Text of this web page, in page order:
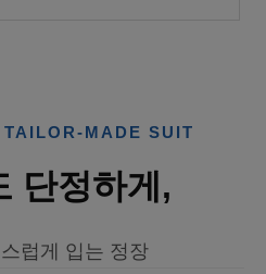
MADE SUIT
단정하게,
럽게 입는 정장